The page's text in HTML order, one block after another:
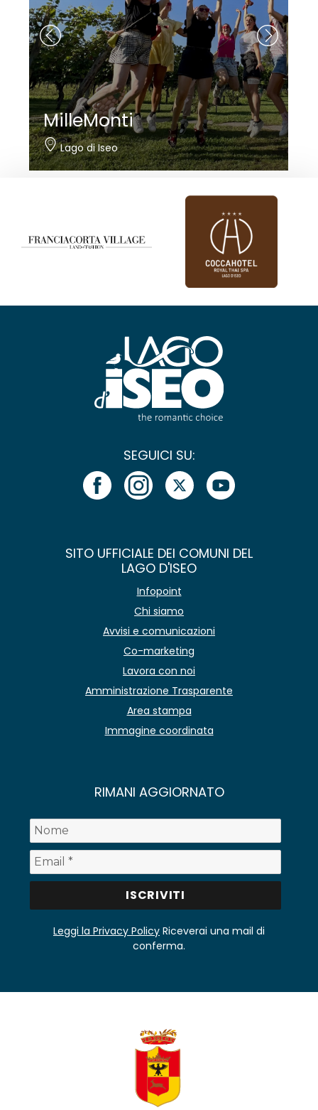
MilleMonti
Lago di Iseo
SEGUICI SU:
SITO UFFICIALE DEI COMUNI DEL
LAGO D'ISEO
Infopoint
Chi siamo
Avvisi e comunicazioni
Co-marketing
Lavora con noi
Amministrazione Trasparente
Area stampa
Immagine coordinata
RIMANI AGGIORNATO
Leggi la Privacy Policy Riceverai una mail di
conferma.